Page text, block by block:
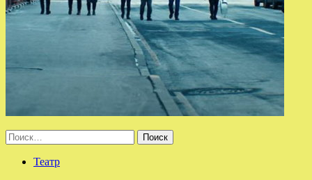
Найти:
Театр